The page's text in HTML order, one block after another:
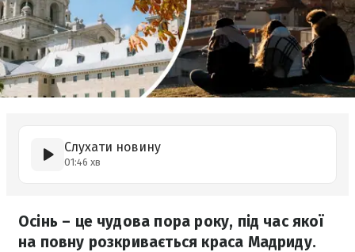
Слухати новину
01:46 хв
Осінь – це чудова пора року, під час якої
на повну розкривається краса Мадриду.